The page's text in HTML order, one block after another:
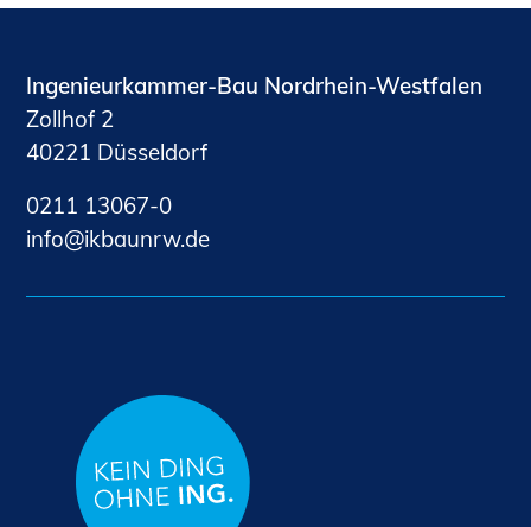
Ingenieurkammer-Bau Nordrhein-Westfalen
Zollhof 2
40221 Düsseldorf
0211 13067-0
nf
kb nrwd